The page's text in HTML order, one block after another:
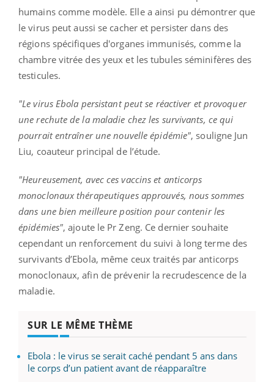
humains comme modèle. Elle a ainsi pu démontrer que
le virus peut aussi se cacher et persister dans des
régions spécifiques d'organes immunisés, comme la
chambre vitrée des yeux et les tubules séminifères des
testicules.
"Le virus Ebola persistant peut se réactiver et provoquer
une rechute de la maladie chez les survivants, ce qui
pourrait entraîner une nouvelle épidémie", souligne Jun
Liu, coauteur principal de l’étude.
"Heureusement, avec ces vaccins et anticorps
monoclonaux thérapeutiques approuvés, nous sommes
dans une bien meilleure position pour contenir les
épidémies", ajoute le Pr Zeng. Ce dernier souhaite
cependant un renforcement du suivi à long terme des
survivants d’Ebola, même ceux traités par anticorps
monoclonaux, afin de prévenir la recrudescence de la
maladie.
SUR LE MÊME THÈME
Ebola : le virus se serait caché pendant 5 ans dans
le corps d’un patient avant de réapparaître